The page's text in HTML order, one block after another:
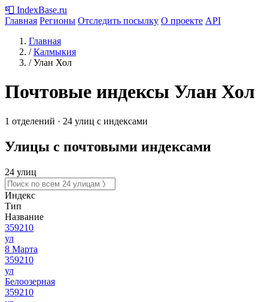
📮 IndexBase.ru
Главная Регионы Отследить посылку О проекте API
Главная
/ Калмыкия
/ Улан Хол
Почтовые индексы Улан Хол
1 отделений · 24 улиц с индексами
Улицы с почтовыми индексами
24 улиц
Индекс
Тип
Название
359210
ул
8 Марта
359210
ул
Белоозерная
359210